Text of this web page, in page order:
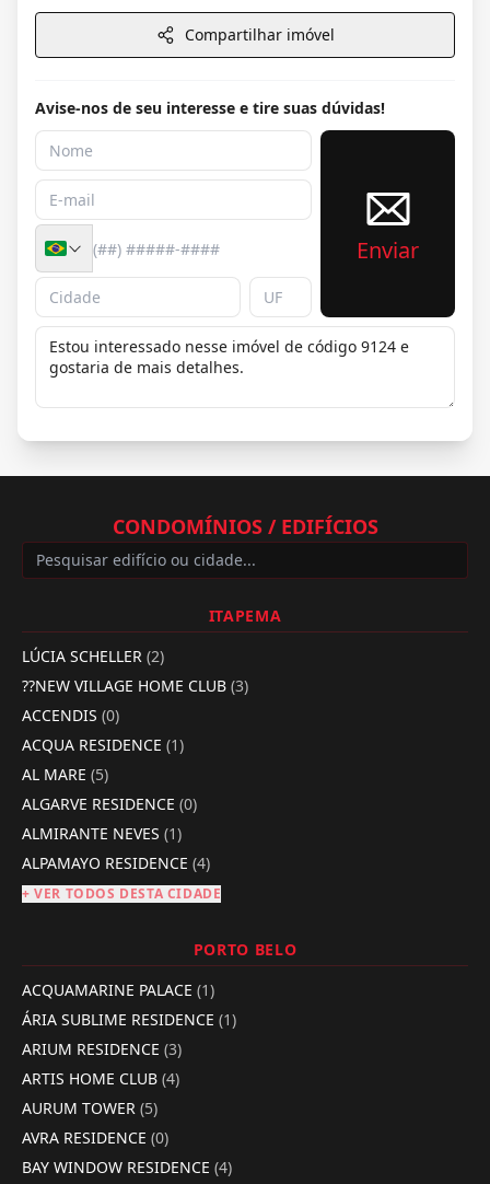
Compartilhar imóvel
Avise-nos de seu interesse e tire suas dúvidas!
Enviar
CONDOMÍNIOS / EDIFÍCIOS
ITAPEMA
LÚCIA SCHELLER (2)
??NEW VILLAGE HOME CLUB (3)
ACCENDIS (0)
ACQUA RESIDENCE (1)
AL MARE (5)
ALGARVE RESIDENCE (0)
ALMIRANTE NEVES (1)
ALPAMAYO RESIDENCE (4)
+ VER TODOS DESTA CIDADE
PORTO BELO
ACQUAMARINE PALACE (1)
ÁRIA SUBLIME RESIDENCE (1)
ARIUM RESIDENCE (3)
ARTIS HOME CLUB (4)
AURUM TOWER (5)
AVRA RESIDENCE (0)
BAY WINDOW RESIDENCE (4)